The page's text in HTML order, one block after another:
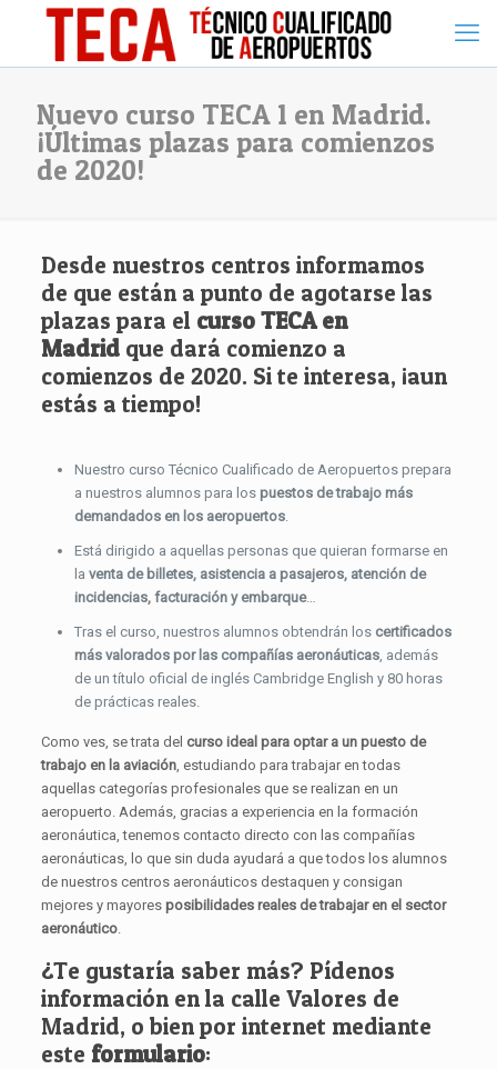
Nuevo curso TECA 1 en Madrid.
¡Últimas plazas para comienzos
de 2020!
Desde nuestros centros informamos
de que están a punto de agotarse las
plazas para el curso TECA en
Madridque dará comienzo a
comienzos de 2020. Si te interesa, ¡aun
estás a tiempo!
Nuestro curso Técnico Cualificado de Aeropuertos prepara
a nuestros alumnos para los puestos de trabajo más
demandados en los aeropuertos.
Está dirigido a aquellas personas que quieran formarse en
la venta de billetes, asistencia a pasajeros, atención de
incidencias, facturación y embarque…
Tras el curso, nuestros alumnos obtendrán los certificados
más valorados por las compañías aeronáuticas, además
de un título oficial de inglés Cambridge English y 80 horas
de prácticas reales.
Como ves, se trata del curso ideal para optar a un puesto de
trabajo en la aviación, estudiando para trabajar en todas
aquellas categorías profesionales que se realizan en un
aeropuerto. Además, gracias a experiencia en la formación
aeronáutica, tenemos contacto directo con las compañías
aeronáuticas, lo que sin duda ayudará a que todos los alumnos
de nuestros centros aeronáuticos destaquen y consigan
mejores y mayores posibilidades reales de trabajar en el sector
aeronáutico.
¿Te gustaría saber más? Pídenos
información en la calle Valores de
Madrid, o bien por internet mediante
este formulario: